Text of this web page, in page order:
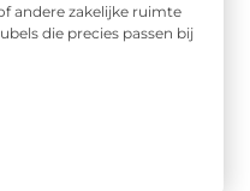
andere zakelijke ruimte
die precies passen bij